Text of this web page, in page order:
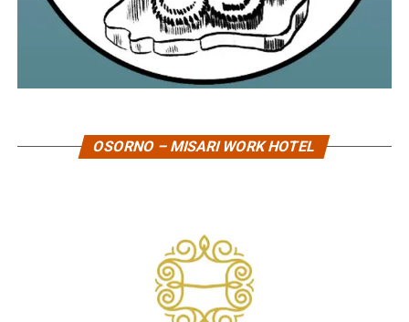
OSORNO – MISARI WORK HOTEL